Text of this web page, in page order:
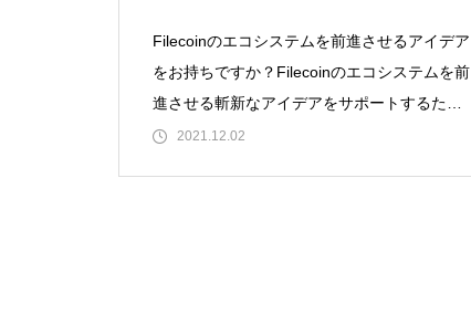
Filecoinのエコシステムを前進させるアイデア
をお持ちですか？Filecoinのエコシステムを前
進させる斬新なアイデアをサポートするため
に、5000ドル以上の助成金が用意されていま
2021.12.02